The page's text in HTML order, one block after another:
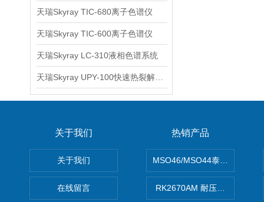
天瑞Skyray TIC-680离子色谱仪
天瑞Skyray TIC-600离子色谱仪
天瑞Skyray LC-310液相色谱系统
关于我们
关于我们
在线留言
热销产品
MSO46/MSO44泰克
RK2670AM 耐压测试仪